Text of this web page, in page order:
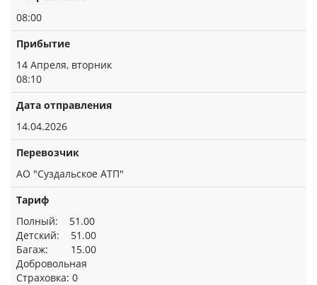
08:00
Прибытие
14 Апреля, вторник
08:10
Дата отправления
14.04.2026
Перевозчик
АО "Суздальское АТП"
Тариф
Полный: 51.00
Детский: 51.00
Багаж: 15.00
Добровольная
Страховка: 0